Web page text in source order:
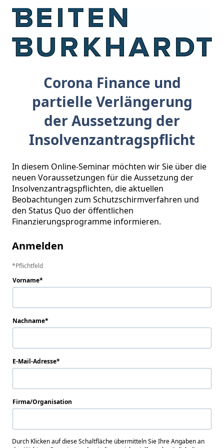
Corona Finance und
partielle Verlängerung
der Aussetzung der
Insolvenzantragspflicht
In diesem Online-Seminar möchten wir Sie über die
neuen Voraussetzungen für die Aussetzung der
Insolvenzantragspflichten, die aktuellen
Beobachtungen zum Schutzschirmverfahren und
den Status Quo der öffentlichen
Finanzierungsprogramme informieren.
Anmelden
Pflichtfeld
Vorname
Nachname
E-Mail-Adresse
Firma/Organisation
Durch Klicken auf diese Schaltfläche übermitteln Sie Ihre Angaben an